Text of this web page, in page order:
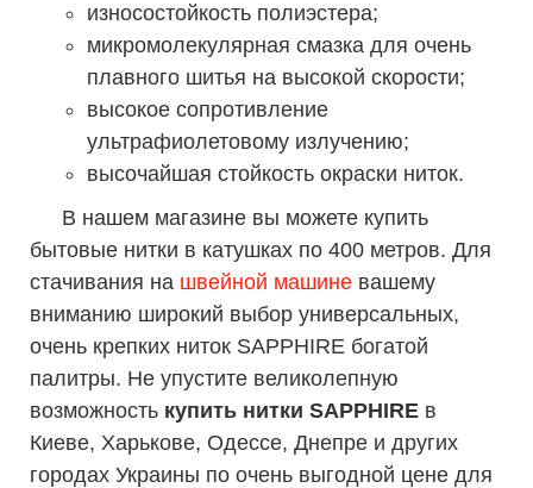
износостойкость полиэстера;
микромолекулярная смазка для очень
плавного шитья на высокой скорости;
высокое сопротивление
ультрафиолетовому излучению;
высочайшая стойкость окраски ниток.
В нашем магазине вы можете купить
бытовые нитки в катушках по 400 метров. Для
стачивания на швейной машине вашему
вниманию широкий выбор универсальных,
очень крепких ниток SAPPHIRE богатой
палитры. Не упустите великолепную
возможность купить нитки SAPPHIRE в
Киеве, Харькове, Одессе, Днепре и других
городах Украины по очень выгодной цене для